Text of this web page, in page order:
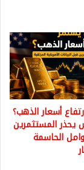
أسعار الذهب؟
المستثمرين
الحاسمة